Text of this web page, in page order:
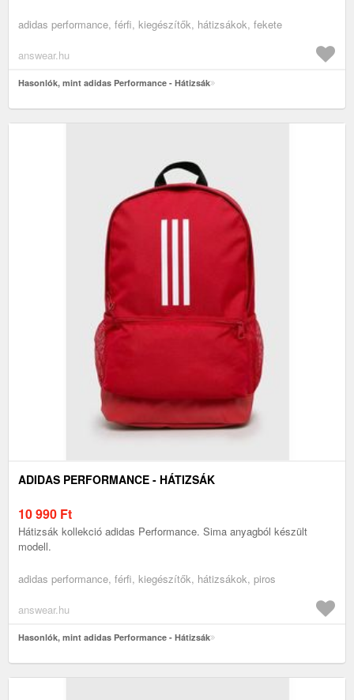
adidas performance, férfi, kiegészítők, hátizsákok, fekete
answear.hu
Hasonlók, mint adidas Performance - Hátizsák
ADIDAS PERFORMANCE - HÁTIZSÁK
10 990 Ft
Hátizsák kollekció adidas Performance. Sima anyagból készült
modell.
adidas performance, férfi, kiegészítők, hátizsákok, piros
answear.hu
Hasonlók, mint adidas Performance - Hátizsák